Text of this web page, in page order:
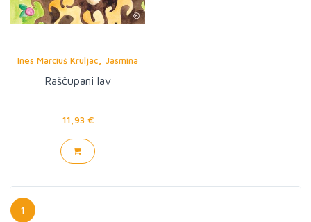
Ines Marciuš Kruljac
Jasmina
Kosanović
Raščupani lav
11,93 €
1